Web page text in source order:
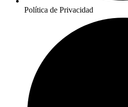
Política de Privacidad